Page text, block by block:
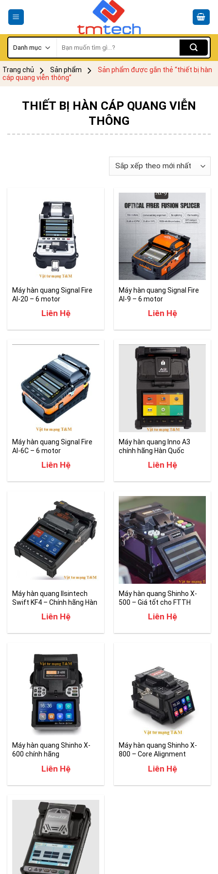
kiếm:
Trang chủ Sản phẩm
Sản phẩm được gắn thẻ “thiết bị hàn
cáp quang viễn thông”
THIẾT BỊ HÀN CÁP QUANG VIỄN
THÔNG
Máy hàn quang Signal Fire
AI-20 – 6 motor
Liên Hệ
Máy hàn quang Signal Fire
AI-9 – 6 motor
Liên Hệ
Máy hàn quang Signal Fire
AI-6C – 6 motor
Liên Hệ
Máy hàn quang Inno A3
chính hãng Hàn Quốc
Liên Hệ
Máy hàn quang Ilsintech
Swift KF4 – Chính hãng Hàn
Liên Hệ
Máy hàn quang Shinho X-
500 – Giá tốt cho FTTH
Liên Hệ
Máy hàn quang Shinho X-
600 chính hãng
Liên Hệ
Máy hàn quang Shinho X-
800 – Core Alignment
Liên Hệ